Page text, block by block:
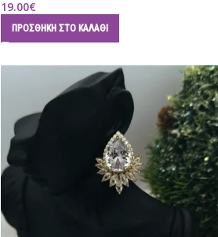
19.00€
ΠΡΟΣΘΉΚΗ ΣΤΟ ΚΑΛΆΘΙ